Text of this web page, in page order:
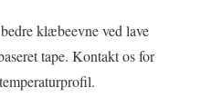
klæbeevne ved lave
tape. Kontakt os for